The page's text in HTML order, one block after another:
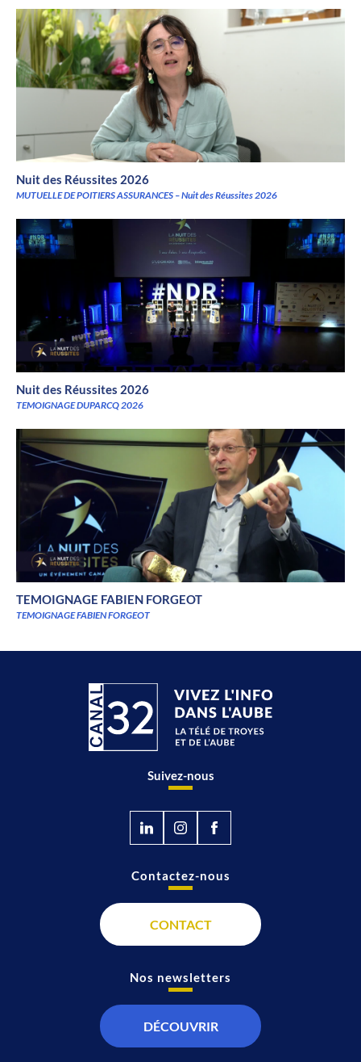
Nuit des Réussites 2026
MUTUELLE DE POITIERS ASSURANCES – Nuit des Réussites 2026
Nuit des Réussites 2026
TEMOIGNAGE DUPARCQ 2026
TEMOIGNAGE FABIEN FORGEOT
TEMOIGNAGE FABIEN FORGEOT
Suivez-nous
Contactez-nous
CONTACT
Nos newsletters
DÉCOUVRIR